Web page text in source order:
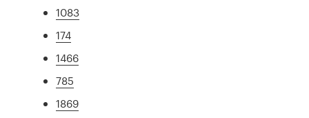
1083
174
1466
785
1869